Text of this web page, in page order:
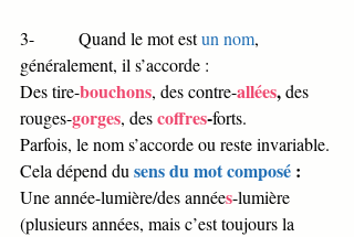
3-          Quand le mot est un nom,
généralement, il s’accorde :
Des tire-bouchons, des contre-allées, des
rouges-gorges, des coffres-forts.
Parfois, le nom s’accorde ou reste invariable.
Cela dépend du sens du mot composé :
Une année-lumière/des années-lumière
(plusieurs années, mais c’est toujours la